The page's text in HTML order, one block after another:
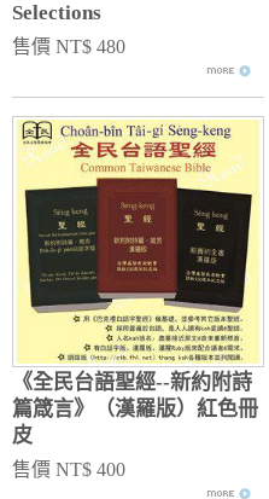
Selections
售價 NT$ 480
《全民台語聖經--新約附詩
篇箴言》（漢羅版）紅色冊
皮
售價 NT$ 400